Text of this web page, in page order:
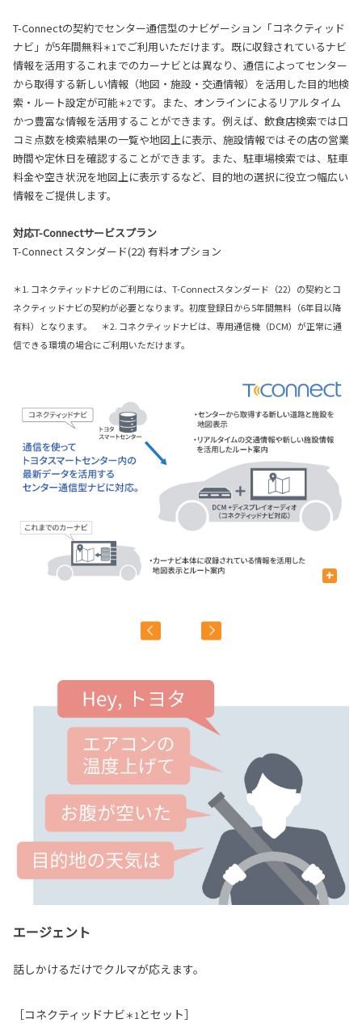
T-Connectの契約でセンター通信型のナビゲーション「コネクティッド
ナビ」が5年間無料＊1でご利用いただけます。既に収録されているナビ
情報を活用するこれまでのカーナビとは異なり、通信によってセンター
から取得する新しい情報（地図・施設・交通情報）を活用した目的地検
索・ルート設定が可能＊2です。また、オンラインによるリアルタイム
かつ豊富な情報を活用することができます。例えば、飲食店検索では口
コミ点数を検索結果の一覧や地図上に表示、施設情報ではその店の営業
時間や定休日を確認することができます。また、駐車場検索では、駐車
料金や空き状況を地図上に表示するなど、目的地の選択に役立つ幅広い
情報をご提供します。
対応T-Connectサービスプラン
T-Connect スタンダード(22) 有料オプション
＊1. コネクティッドナビのご利用には、T-Connectスタンダード（22）の契約とコ
ネクティッドナビの契約が必要となります。初度登録日から5年間無料（6年目以降
有料）となります。 ＊2. コネクティッドナビは、専用通信機（DCM）が正常に通
信できる環境の場合にご利用いただけます。
+
エージェント
話しかけるだけでクルマが応えます。
［コネクティッドナビ＊1 とセット］